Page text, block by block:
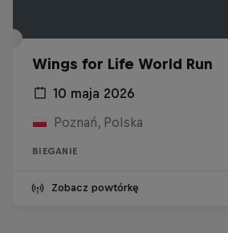
Wings for Life World Run
10 maja 2026
Poznań, Polska
BIEGANIE
Zobacz powtórkę